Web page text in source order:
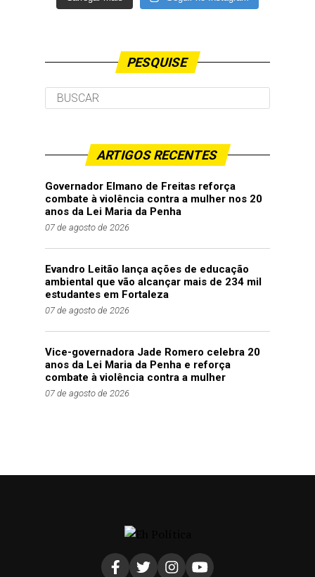
PESQUISE
ARTIGOS RECENTES
Governador Elmano de Freitas reforça
combate à violência contra a mulher nos 20
anos da Lei Maria da Penha
07 de agosto de 2026
Evandro Leitão lança ações de educação
ambiental que vão alcançar mais de 234 mil
estudantes em Fortaleza
07 de agosto de 2026
Vice-governadora Jade Romero celebra 20
anos da Lei Maria da Penha e reforça
combate à violência contra a mulher
07 de agosto de 2026